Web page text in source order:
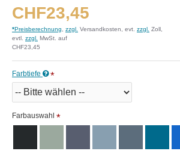
CHF23,45
*Preisberechnung zzgl. Versandkosten, evt. zzgl. Zoll,
evtl. zzgl. MwSt. auf
CHF23,45
Farbtiefe
Farbauswahl